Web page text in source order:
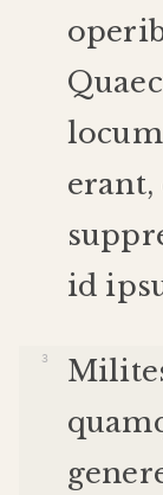
locum
erant,
id